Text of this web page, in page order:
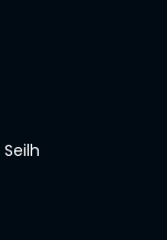
Seilh